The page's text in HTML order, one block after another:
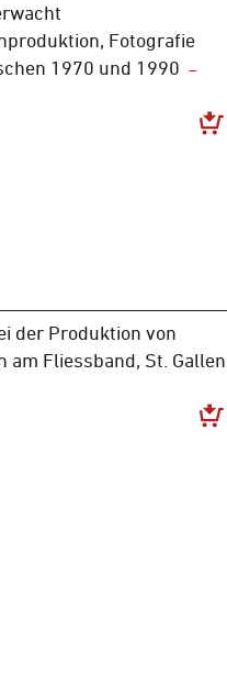
Fotografie
1970 und 1990
der Produktion von
am Fliessband, St. Gallen